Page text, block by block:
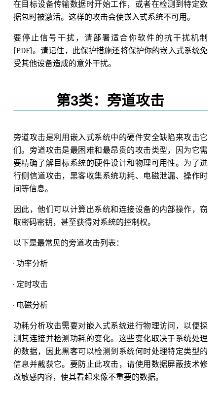
在目标设备传输数据时开始工作，或者在检测到特定数
据包时被激活。这样的攻击会使嵌入式系统不可用。
要停止信号干扰，请部署适合你软件的抗干扰机制
[PDF]。请记住，此保护措施还将保护你的嵌入式系统免
受其他设备造成的意外干扰。
第3类：旁道攻击
旁道攻击是利用嵌入式系统中的硬件安全缺陷来攻击它
们。旁道攻击是最困难和最昂贵的攻击类型，因为它需
要精确了解目标系统的硬件设计和物理可用性。为了进
行侧信道攻击，黑客收集系统功耗、电磁泄漏、操作时
间等信息。
因此，他们可以计算出系统和连接设备的内部操作，窃
取密码密钥，甚至获得对系统的控制权。
以下是最常见的旁道攻击列表：
· 功率分析
· 定时攻击
· 电磁分析
功耗分析攻击需要对嵌入式系统进行物理访问，以便探
测其连接并检测功耗的变化。这些变化取决于系统处理
的数据，因此黑客可以检测到系统何时处理特定类型的
信息并截获它。要防止此攻击，请使用数据屏蔽技术修
改敏感内容，使其看起来像不重要的数据。